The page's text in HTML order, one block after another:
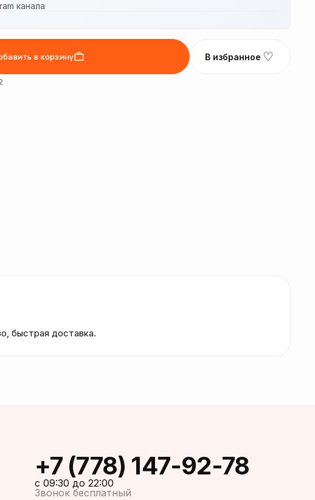
канала
в корзину В избранное ♡
быстрая доставка.
+7 (778) 147-92-78
c 09:30 до 22:00
Звонок бесплатный